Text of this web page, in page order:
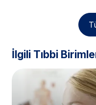
İlgili Tıbbi